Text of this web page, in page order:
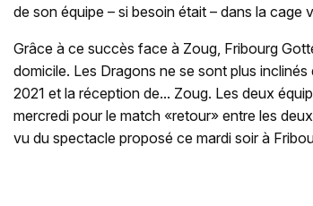
de son équipe – si besoin était – dans la cage
Grâce à ce succès face à Zoug, Fribourg
domicile. Les Dragons ne se sont plus
2021 et la réception de... Zoug. Les deux
mercredi pour le match «retour» entre les
vu du spectacle proposé ce mardi soir à